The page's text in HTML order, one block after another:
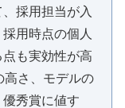
採用担当が入
用時点の個人
も実効性が高
高さ、モデルの
秀賞に値す